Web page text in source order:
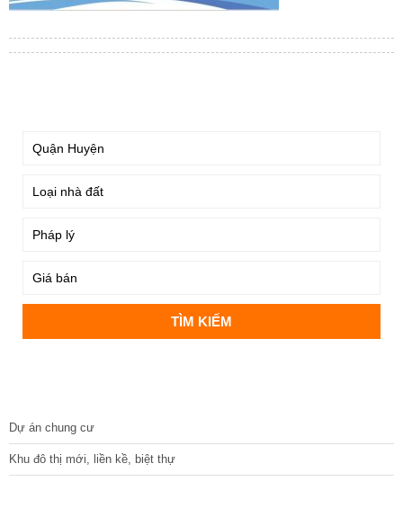
Dự án chung cư
Khu đô thị mới, liền kề, biệt thự